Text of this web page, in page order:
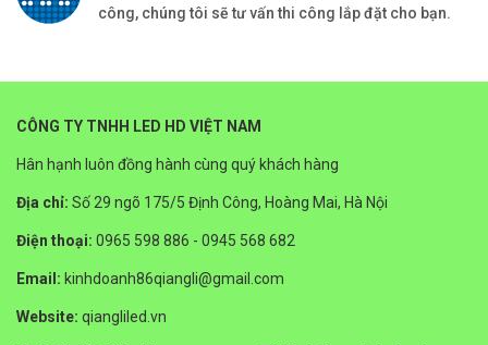
công, chúng tôi sẽ tư vấn thi công lắp đặt cho bạn.
CÔNG TY TNHH LED HD VIỆT NAM
Hân hạnh luôn đồng hành cùng quý khách hàng
Địa chỉ: Số 29 ngõ 175/5 Định Công, Hoàng Mai, Hà Nội
Điện thoại: 0965 598 886 - 0945 568 682
Email: kinhdoanh86qiangli@gmail.com
Website: qiangliled.vn